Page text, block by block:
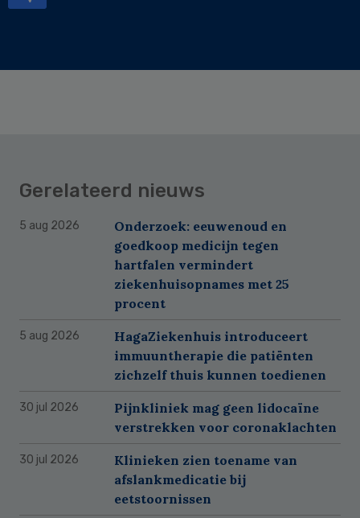
Gerelateerd nieuws
5 aug 2026
Onderzoek: eeuwenoud en
goedkoop medicijn tegen
hartfalen vermindert
ziekenhuisopnames met 25
procent
5 aug 2026
HagaZiekenhuis introduceert
immuuntherapie die patiënten
zichzelf thuis kunnen toedienen
30 jul 2026
Pijnkliniek mag geen lidocaïne
verstrekken voor coronaklachten
30 jul 2026
Klinieken zien toename van
afslankmedicatie bij
eetstoornissen